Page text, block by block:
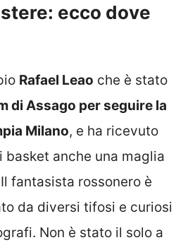
ecco dove
Rafael Leao che è stato
di Assago per seguire la
Milano, e ha ricevuto
basket anche una maglia
fantasista rossonero è
da diversi tifosi e curiosi
Non è stato il solo a